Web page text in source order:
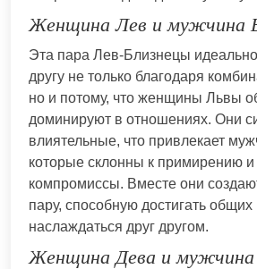
Женщина Лев и мужчина
Эта пара Лев-Близнецы
другу не только благодаря
но и потому, что женщины Львы
доминируют в отношениях. Они
влиятельные, что привлекает
которые склонны к примирению и
компромиссы. Вместе они
пару, способную достигать общих
наслаждаться друг другом.
Женщина Дева и мужчина